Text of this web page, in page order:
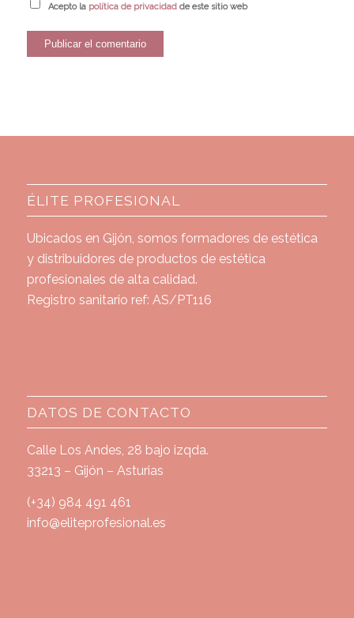
Acepto la política de privacidad de este sitio web
ÉLITE PROFESIONAL
Ubicados en Gijón, somos formadores de estética
y distribuidores de productos de estética
profesionales de alta calidad.
Registro sanitario ref: AS/PT116
DATOS DE CONTACTO
Calle Los Andes, 28 bajo izqda.
33213 – Gijón – Asturias
(+34) 984 491 461
info@eliteprofesional.es